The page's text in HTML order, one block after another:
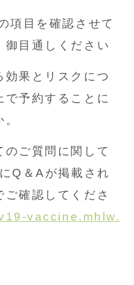
項目を確認させて
御目通しください
効果とリスクにつ
で予約することに
のご質問に関して
Q＆Aが掲載され
確認してくださ
vaccine.mhlw.